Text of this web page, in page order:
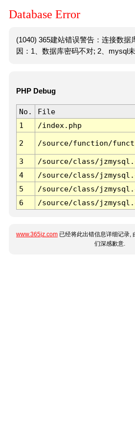
Database Error
(1040) 365建站错误警告：连接数据
因：1、数据库密码不对; 2、mysql未
PHP Debug
No. File
1
/index.php
2 /source/function/
3 /source/class/
4
/source/class/
5
/source/class/
6
/source/class/
www.365jz.com 已经将此出错信息详细记录,
们深感歉意.